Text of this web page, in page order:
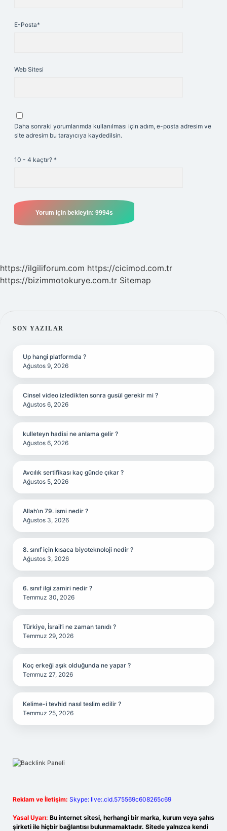
E-Posta*
Web Sitesi
Daha sonraki yorumlarımda kullanılması için adım, e-posta adresim ve
site adresim bu tarayıcıya kaydedilsin.
10 - 4 kaçtır? *
https://ilgiliforum.com https://cicimod.com.tr
https://bizimmotokurye.com.tr Sitemap
SIDEBAR
SON YAZILAR
Up hangi platformda ?
Ağustos 9, 2026
Cinsel video izledikten sonra gusül gerekir mi ?
Ağustos 6, 2026
kulleteyn hadisi ne anlama gelir ?
Ağustos 6, 2026
Avcılık sertifikası kaç günde çıkar ?
Ağustos 5, 2026
Allah’ın 79. ismi nedir ?
Ağustos 3, 2026
8. sınıf için kısaca biyoteknoloji nedir ?
Ağustos 3, 2026
6. sınıf ilgi zamiri nedir ?
Temmuz 30, 2026
Türkiye, İsrail’i ne zaman tanıdı ?
Temmuz 29, 2026
Koç erkeği aşık olduğunda ne yapar ?
Temmuz 27, 2026
Kelime-i tevhid nasıl teslim edilir ?
Temmuz 25, 2026
Reklam ve İletişim: Skype: live:.cid.575569c608265c69
Yasal Uyarı: Bu internet sitesi, herhangi bir marka, kurum veya şahıs
şirketi ile hiçbir bağlantısı bulunmamaktadır. Sitede yalnızca kendi